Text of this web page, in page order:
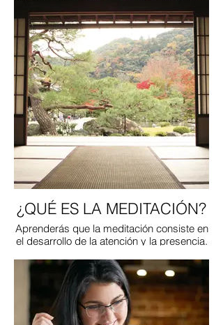
¿QUÉ ES LA MEDITACIÓN?
Aprenderás que la meditación consiste en
el desarrollo de la atención y la presencia.